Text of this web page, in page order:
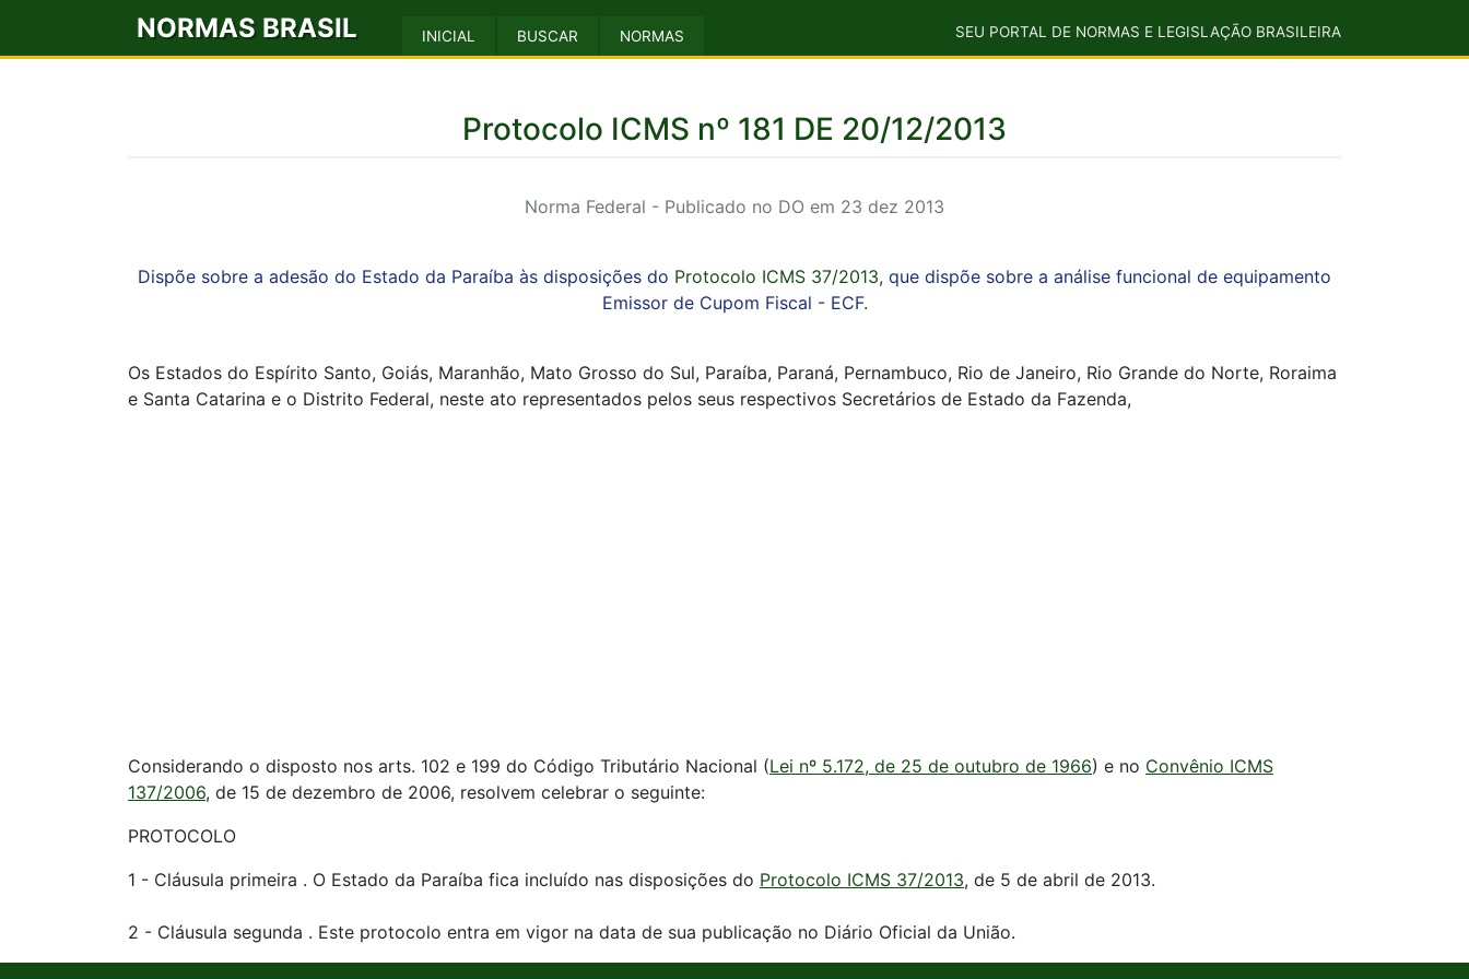
NORMAS BRASIL INICIAL BUSCAR NORMAS SEU PORTAL DE NORMAS E LEGISLAÇÃO BRASILEIRA
Protocolo ICMS nº 181 DE 20/12/2013
Norma Federal - Publicado no DO em 23 dez 2013
Dispõe sobre a adesão do Estado da Paraíba às disposições do Protocolo ICMS 37/2013, que dispõe sobre a análise funcional de equipamento
Emissor de Cupom Fiscal - ECF.
Os Estados do Espírito Santo, Goiás, Maranhão, Mato Grosso do Sul, Paraíba, Paraná, Pernambuco, Rio de Janeiro, Rio Grande do Norte, Roraima
e Santa Catarina e o Distrito Federal, neste ato representados pelos seus respectivos Secretários de Estado da Fazenda,
Considerando o disposto nos arts. 102 e 199 do Código Tributário Nacional (Lei nº 5.172, de 25 de outubro de 1966) e no Convênio ICMS
137/2006, de 15 de dezembro de 2006, resolvem celebrar o seguinte:
PROTOCOLO
1 - Cláusula primeira . O Estado da Paraíba fica incluído nas disposições do Protocolo ICMS 37/2013, de 5 de abril de 2013.
2 - Cláusula segunda . Este protocolo entra em vigor na data de sua publicação no Diário Oficial da União.